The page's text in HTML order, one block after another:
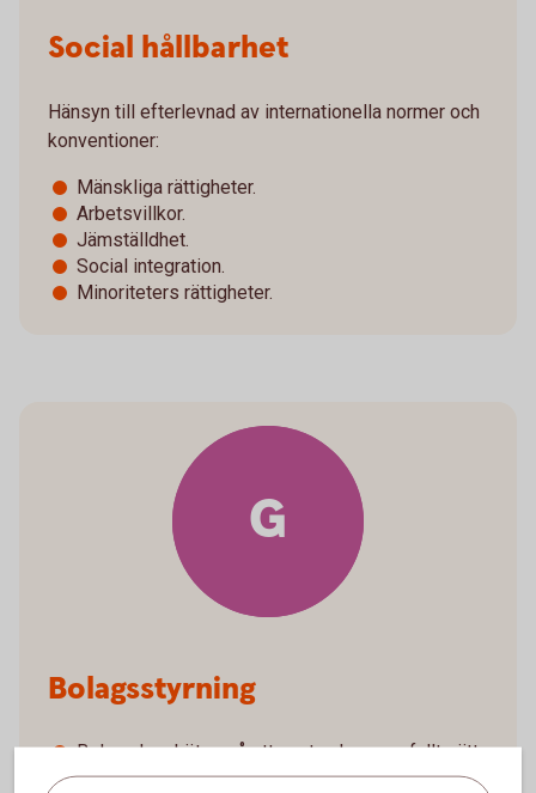
Social hållbarhet
Hänsyn till efterlevnad av internationella normer och
konventioner:
Mänskliga rättigheter.
Arbetsvillkor.
Jämställdhet.
Social integration.
Minoriteters rättigheter.
G
Bolagsstyrning
Bolag ska skötas på ett sunt och ansvarfullt sätt.
Bolagsstyrningen påverkar också hållbarheten.